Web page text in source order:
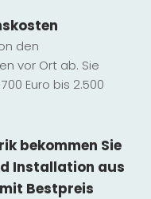
kosten
n den
vor Ort ab. Sie
Euro bis 2.500
bekommen Sie
Installation aus
Bestpreis